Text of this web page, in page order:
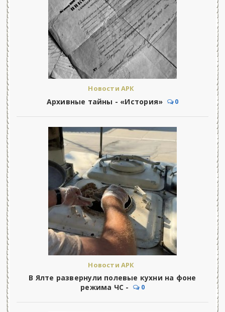
Новости АРК
Архивные тайны - «История» 0
Новости АРК
В Ялте развернули полевые кухни на фоне
режима ЧС -
0